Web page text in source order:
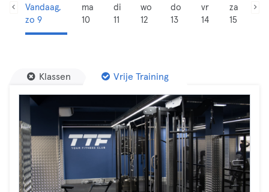
Vandaag,
zo 9
ma
10
di
11
wo
12
do
13
vr
14
za
15
Klassen Vrije Training